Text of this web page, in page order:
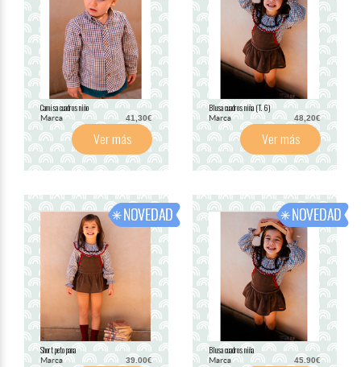
Camisa cuadros niño
Marca 41,30€
Ver más
Blusa cuadros niña (T. 6)
Marca 48,20€
Ver más
Short peto pana
Marca 39.00€
Blusa cuadros niña
Marca 45.90€